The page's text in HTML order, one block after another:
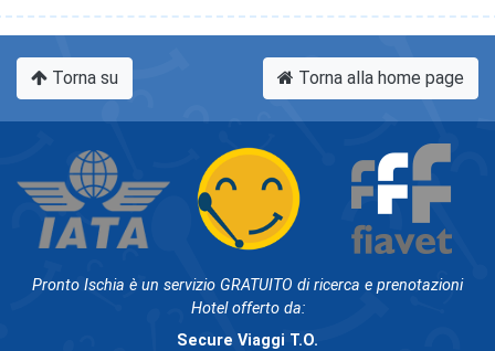
Torna su Torna alla home page
Pronto Ischia è un servizio GRATUITO di ricerca e prenotazioni
Hotel offerto da:
Secure Viaggi T.O.